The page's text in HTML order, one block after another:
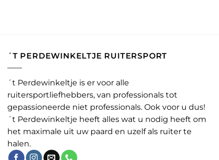
´T PERDEWINKELTJE RUITERSPORT
´t Perdewinkeltje is er voor alle
ruitersportliefhebbers, van professionals tot
gepassioneerde niet professionals. Ook voor u dus!
´t Perdewinkeltje heeft alles wat u nodig heeft om
het maximale uit uw paard en uzelf als ruiter te
halen.